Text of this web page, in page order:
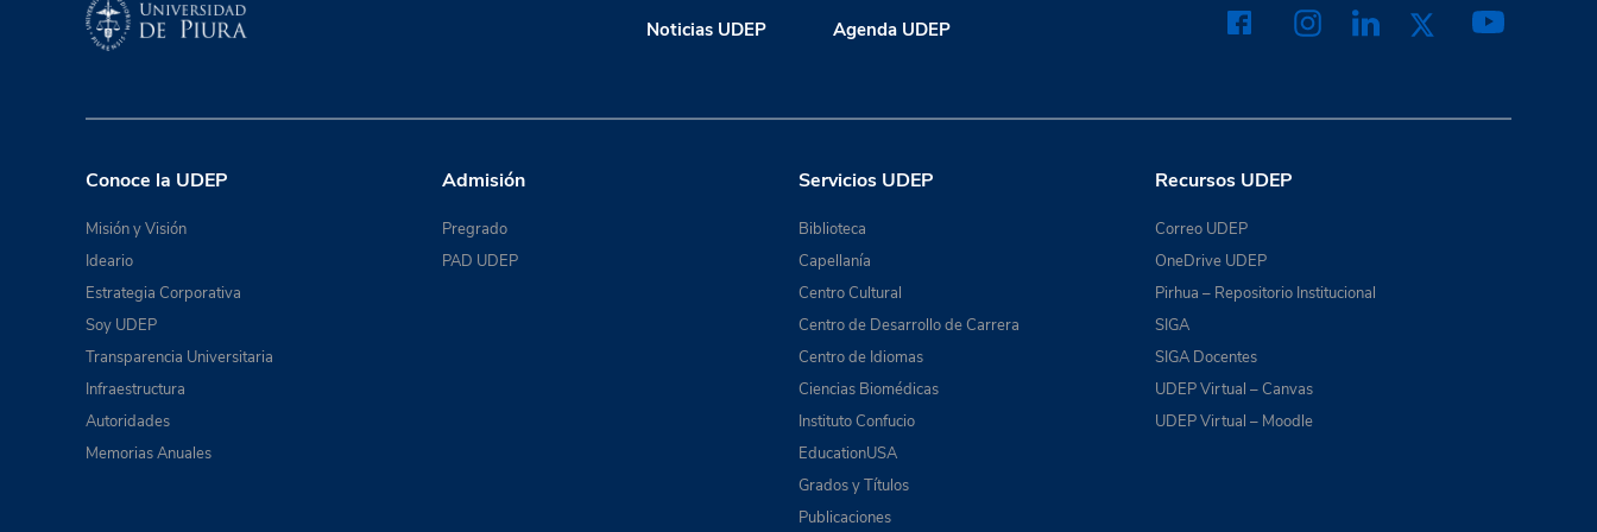
Noticias UDEP Agenda UDEP
Conoce la UDEP
Misión y Visión
Ideario
Estrategia Corporativa
Soy UDEP
Transparencia Universitaria
Infraestructura
Autoridades
Memorias Anuales
Admisión
Pregrado
PAD UDEP
Servicios UDEP
Biblioteca
Capellanía
Centro Cultural
Centro de Desarrollo de Carrera
Centro de Idiomas
Ciencias Biomédicas
Instituto Confucio
EducationUSA
Grados y Títulos
Publicaciones
Recursos UDEP
Correo UDEP
OneDrive UDEP
Pirhua – Repositorio Institucional
SIGA
SIGA Docentes
UDEP Virtual – Canvas
UDEP Virtual – Moodle